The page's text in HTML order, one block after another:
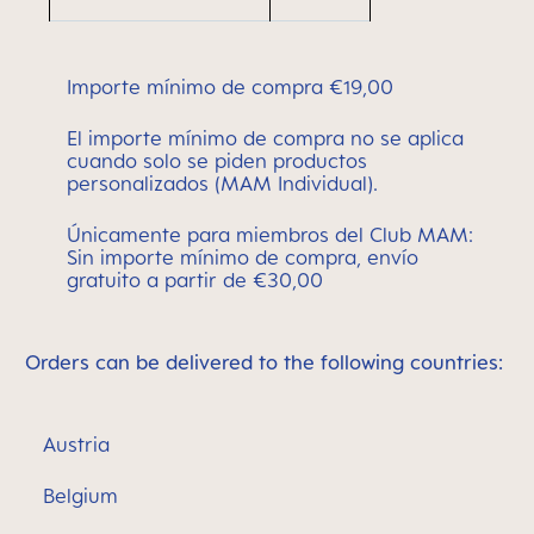
Importe mínimo de compra €19,00
El importe mínimo de compra no se aplica
cuando solo se piden productos
personalizados (MAM Individual).
Únicamente para miembros del Club MAM:
Sin importe mínimo de compra, envío
gratuito a partir de €30,00
Orders can be delivered to the following countries:
Austria
Belgium